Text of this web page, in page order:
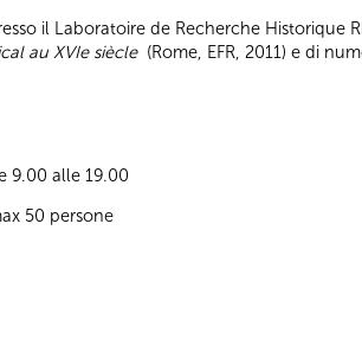
il Laboratoire de Recherche Historique
au XVIe siècle (Rome, EFR, 2011) e di
9.00 alle 19.00
50 persone